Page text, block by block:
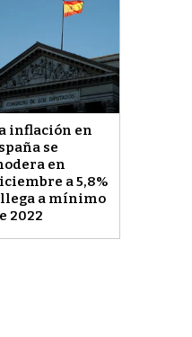
inflación en
se
en
a 5,8%
a mínimo
2022